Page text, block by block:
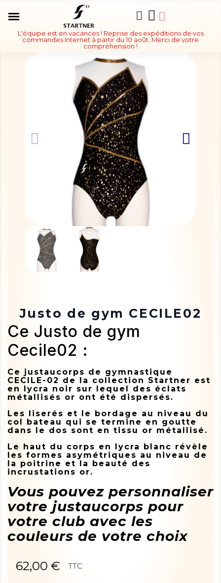
L'équipe est en vacances ! Reprise des expéditions de vos
commandes Internet à partir du 10 août. Merci de votre
compréhension !
Justo de gym CECILE02
Ce Justo de gym
Cecile02 :
Ce justaucorps de gymnastique
CECILE-02 de la collection Startner est
en lycra noir sur lequel des éclats
métallisés or ont été dispersés.
Les liserés et le bordage au niveau du
col bateau qui se termine en goutte
dans le dos sont en tissu or métallisé.
Le haut du corps en lycra blanc révèle
les formes asymétriques au niveau de
la poitrine et la beauté des
incrustations or.
Vous pouvez personnaliser
votre justaucorps pour
votre club avec les
couleurs de votre choix
62,00 € TTC